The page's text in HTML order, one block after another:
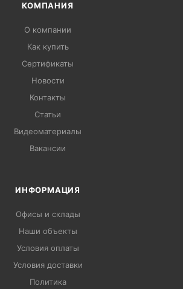
КОМПАНИЯ
О компании
Как купить
Сертификаты
Новости
Контакты
Статьи
Видеоматериалы
Вакансии
ИНФОРМАЦИЯ
Офисы и склады
Наши объекты
Условия оплаты
Условия доставки
Политика